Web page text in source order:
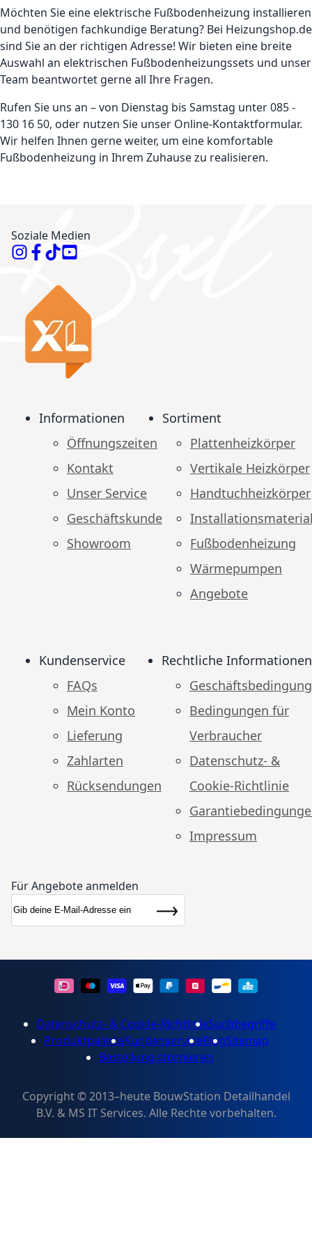
Möchten Sie eine elektrische Fußbodenheizung installieren
und benötigen fachkundige Beratung? Bei Heizungshop.de
sind Sie an der richtigen Adresse! Wir bieten eine breite
Auswahl an elektrischen Fußbodenheizungssets und unser
Team beantwortet gerne all Ihre Fragen.
Rufen Sie uns an – von Dienstag bis Samstag unter 085 -
130 16 50, oder nutzen Sie unser Online-Kontaktformular.
Wir helfen Ihnen gerne weiter, um eine komfortable
Fußbodenheizung in Ihrem Zuhause zu realisieren.
Soziale Medien
Informationen
Öffnungszeiten
Kontakt
Unser Service
Geschäftskunde
Showroom
Sortiment
Plattenheizkörper
Vertikale Heizkörper
Handtuchheizkörper
Fußbodenheizung
Wärmepumpen
Angebote
Kundenservice
FAQs
Mein Konto
Lieferung
Zahlarten
Rücksendungen
Rechtliche Informationen
Bedingungen für
Verbraucher
Datenschutz- &
Cookie-Richtlinie
Impressum
Für Angebote anmelden
Newsletter
Abonnieren
Datenschutz- & Cookie-RichtlinieSuchbegriffe
ProduktpaletteKundenserviceBlogSitemap
Bestellung stornieren
Copyright © 2013–heute BouwStation Detailhandel
B.V. & MS IT Services. Alle Rechte vorbehalten.